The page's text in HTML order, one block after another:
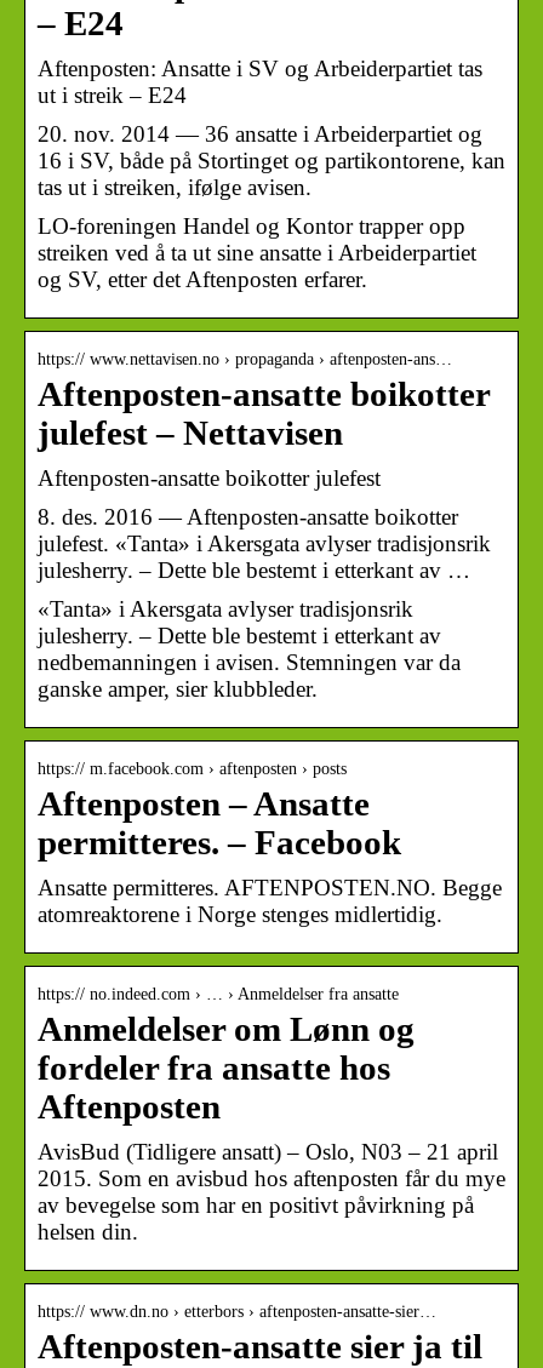
– E24
Aftenposten: Ansatte i SV og Arbeiderpartiet tas
ut i streik – E24
20. nov. 2014 — 36 ansatte i Arbeiderpartiet og
16 i SV, både på Stortinget og partikontorene, kan
tas ut i streiken, ifølge avisen.
LO-foreningen Handel og Kontor trapper opp
streiken ved å ta ut sine ansatte i Arbeiderpartiet
og SV, etter det Aftenposten erfarer.
https:// www.nettavisen.no › propaganda › aftenposten-ans…
Aftenposten-ansatte boikotter
julefest – Nettavisen
Aftenposten-ansatte boikotter julefest
8. des. 2016 — Aftenposten-ansatte boikotter
julefest. «Tanta» i Akersgata avlyser tradisjonsrik
julesherry. – Dette ble bestemt i etterkant av …
«Tanta» i Akersgata avlyser tradisjonsrik
julesherry. – Dette ble bestemt i etterkant av
nedbemanningen i avisen. Stemningen var da
ganske amper, sier klubbleder.
https:// m.facebook.com › aftenposten › posts
Aftenposten – Ansatte
permitteres. – Facebook
Ansatte permitteres. AFTENPOSTEN.NO. Begge
atomreaktorene i Norge stenges midlertidig.
https:// no.indeed.com › … › Anmeldelser fra ansatte
Anmeldelser om Lønn og
fordeler fra ansatte hos
Aftenposten
AvisBud (Tidligere ansatt) – Oslo, N03 – 21 april
2015. Som en avisbud hos aftenposten får du mye
av bevegelse som har en positivt påvirkning på
helsen din.
https:// www.dn.no › etterbors › aftenposten-ansatte-sier…
Aftenposten-ansatte sier ja til